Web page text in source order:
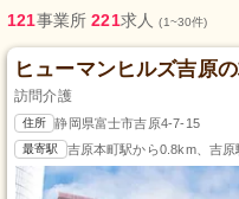
121事業所 221求人(1~30件)
ヒューマンヒルズ吉原
訪問介護
住所 静岡県富士市吉原4-7-15
最寄駅 吉原本町駅から0.8km、吉